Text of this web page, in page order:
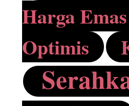
Harga
Optimis